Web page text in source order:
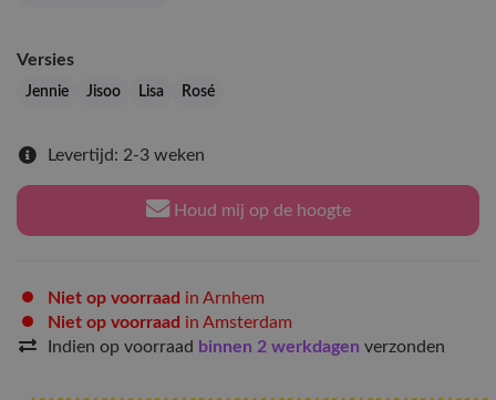
Versies
Jennie Jisoo Lisa Rosé
Levertijd: 2-3 weken
Houd mij op de hoogte
Niet op voorraad in Arnhem
Niet op voorraad in Amsterdam
Indien op voorraad binnen 2 werkdagen verzonden